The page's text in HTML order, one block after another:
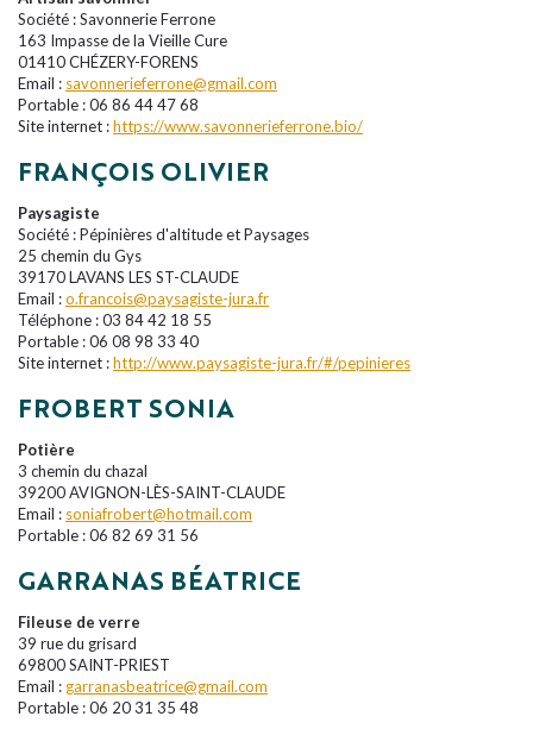
Société : Savonnerie Ferrone
163 Impasse de la Vieille Cure
01410 CHÉZERY-FORENS
Email : savonnerieferrone@gmail.com
Portable : 06 86 44 47 68
Site internet :https://www.savonnerieferrone.bio/
FRANÇOIS OLIVIER
Paysagiste
Société : Pépinières d'altitude et Paysages
25 chemin du Gys
39170 LAVANS LES ST-CLAUDE
Email :o.francois@paysagiste-jura.fr
Téléphone : 03 84 42 18 55
Portable : 06 08 98 33 40
Site internet :http://www.paysagiste-jura.fr/#/pepinieres
FROBERT SONIA
Potière
3 chemin du chazal
39200 AVIGNON-LÈS-SAINT-CLAUDE
Email : soniafrobert@hotmail.com
Portable : 06 82 69 31 56
GARRANAS BÉATRICE
Fileuse de verre
39 rue du grisard
69800 SAINT-PRIEST
Email : garranasbeatrice@gmail.com
Portable : 06 20 31 35 48